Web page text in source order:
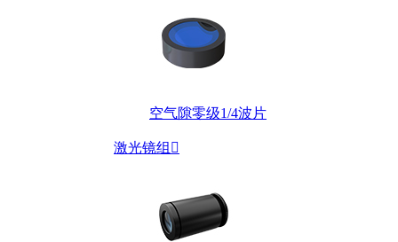
空气隙零级1/4波片
激光镜组 